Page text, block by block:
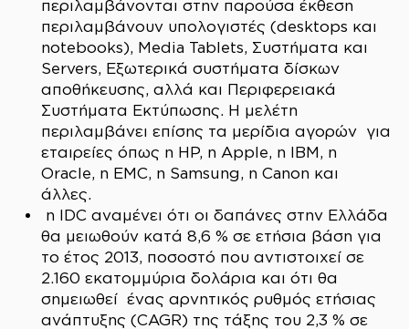
περιλαμβάνονται στην παρούσα έκθεση
περιλαμβάνουν υπολογιστές (desktops και
notebooks), Media Tablets, Συστήματα και
Servers, Εξωτερικά συστήματα δίσκων
αποθήκευσης, αλλά και Περιφερειακά
Συστήματα Εκτύπωσης. Η μελέτη
περιλαμβάνει επίσης τα μερίδια αγορών για
εταιρείες όπως η HP, η Apple, η IBM, η
Oracle, η EMC, η Samsung, η Canon και
άλλες.
η IDC αναμένει ότι οι δαπάνες στην Ελλάδα
θα μειωθούν κατά 8,6 % σε ετήσια βάση για
το έτος 2013, ποσοστό που αντιστοιχεί σε
2.160 εκατομμύρια δολάρια και ότι θα
σημειωθεί ένας αρνητικός ρυθμός ετήσιας
ανάπτυξης (CAGR) της τάξης του 2,3 % σε